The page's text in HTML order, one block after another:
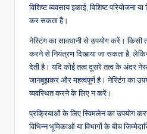
विशिष्ट व्यवसाय इकाई, विशिष्ट परियोजना
कर सकता है।
नेस्टिंग का सावधानी से उपयोग करें।
करने से नियंत्रण दिखाया जा सकता है,
देती है। यदि कोई तत्व दूसरे तत्व के अंदर
जानबूझकर और महत्वपूर्ण है। नेस्टिंग का
व्यवस्थित करने के लिए न करें।
प्रक्रियाओं के लिए स्विमलेन का उपयोग
विभिन्न भूमिकाओं या विभागों के बीच